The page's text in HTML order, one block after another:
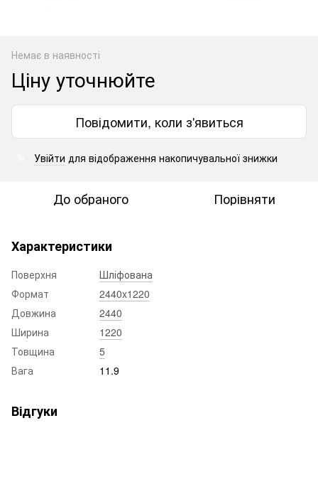
Немає в наявності
Ціну уточнюйте
Повідомити, коли з'явиться
Увійти для відображення накопичувальної знижки
До обраного Порівняти
Характеристики
Поверхня
Шліфована
Формат
2440x1220
Довжина
2440
Ширина
1220
Товщина
5
Вага
11.9
Відгуки